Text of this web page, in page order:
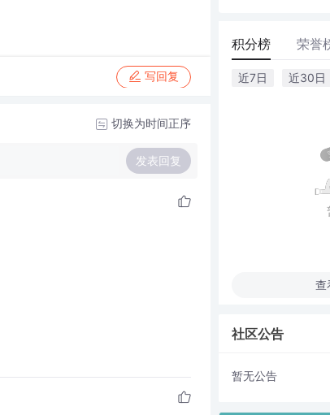
写回复
切换为时间正序
发表回复
积分榜 荣誉
近7日 近30日
查
社区公告
暂无公告